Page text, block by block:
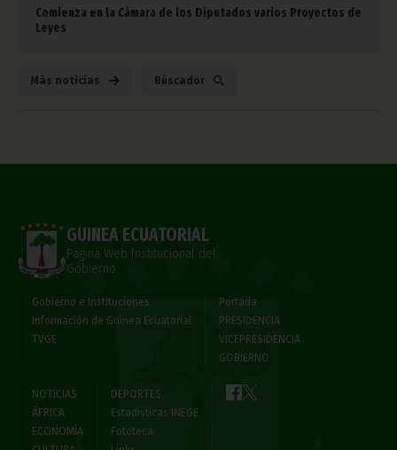
Comienza en la Cámara de los Diputados varios Proyectos de
Leyes
Más noticias Búscador
GUINEA ECUATORIAL
Página Web Institucional del
Gobierno
Gobierno e Instituciones
Información de Guinea Ecuatorial
TVGE
Portada
PRESIDENCIA
VICEPRESIDENCIA
GOBIERNO
NOTICIAS
ÁFRICA
ECONOMÍA
DEPORTES
Estadísticas INEGE
Fototeca